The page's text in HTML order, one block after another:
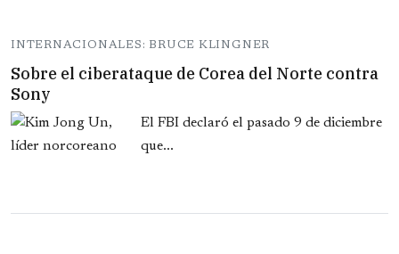
INTERNACIONALES: BRUCE KLINGNER
Sobre el ciberataque de Corea del Norte contra
Sony
El FBI declaró el pasado 9 de diciembre
que...